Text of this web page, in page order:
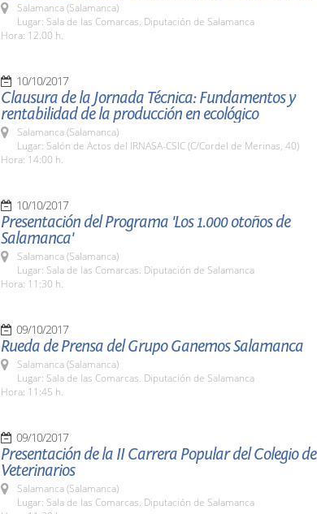
Salamanca (Salamanca)
Lugar: Sala de las Comarcas. Diputación de Salamanca
Hora: 12.00 h.
10/10/2017
Clausura de la Jornada Técnica: Fundamentos y
rentabilidad de la producción en ecológico
Salamanca (Salamanca)
Lugar: Salón de Actos del IRNASA-CSIC (C/Cordel de Merinas, 40)
Hora: 14:00 h.
10/10/2017
Presentación del Programa 'Los 1.000 otoños de
Salamanca'
Salamanca (Salamanca)
Lugar: Sala de las Comarcas. Diputación de Salamanca
Hora: 11:30 h.
09/10/2017
Rueda de Prensa del Grupo Ganemos Salamanca
Salamanca (Salamanca)
Lugar: Sala de las Comarcas. Diputación de Salamanca
Hora: 11:45 h.
09/10/2017
Presentación de la II Carrera Popular del Colegio de
Veterinarios
Salamanca (Salamanca)
Lugar: Sala de las Comarcas. Diputación de Salamanca